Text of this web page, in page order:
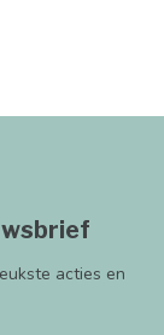
acties en